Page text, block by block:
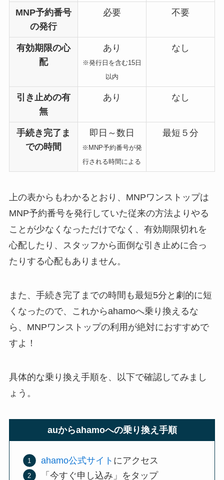
MNP予約番号
の発行
必要 不要
有効期限の心
配
あり
※発行日を含む15日
以内
なし
引き止めの有
無
あり なし
手続き完了ま
での時間
即日～数日
※MNP予約番号が発
行される時間による
最短５分
上の表からもわかるとおり、MNPワンストップは
MNP予約番号を発行していた従来の方法よりやる
ことが少なくなっただけでなく、有効期限切れを
心配したり、スタッフから面倒な引き止めに合っ
たりする心配もありません。
また、手続き完了までの時間も最短5分と劇的に短
くなったので、これからahamoへ乗り換えるな
ら、MNPワンストップの利用が絶対におすすめで
すよ！
具体的な乗り換え手順を、以下で確認してみまし
ょう。
auからahamoへの乗り換え手順
ahamo公式サイト にアクセス
「今すぐ申し込み」をタップ